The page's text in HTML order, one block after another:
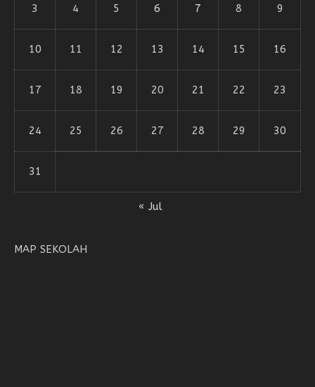
3 4 5 6 7 8 9
10 11 12 13 14 15 16
17 18 19 20 21 22 23
24 25 26 27 28 29 30
31
« Jul
MAP SEKOLAH